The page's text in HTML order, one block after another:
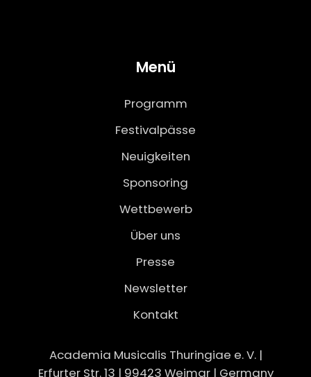
Menü
Programm
Festivalpässe
Neuigkeiten
Sponsoring
Wettbewerb
Über uns
Presse
Newsletter
Kontakt
Academia Musicalis Thuringiae e. V. |
Erfurter Str. 13 | 99423 Weimar | Germany